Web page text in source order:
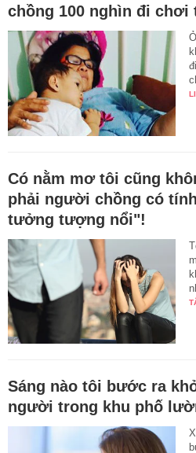
chồng 100 nghìn đi chơi
Có nằm mơ tôi cũng
phải người chồng có
tưởng tượng nổi"!
Sáng nào tôi bước ra
người trong khu phố